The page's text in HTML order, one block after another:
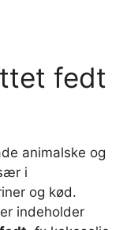
fedt
animalske og
i
og kød.
indeholder